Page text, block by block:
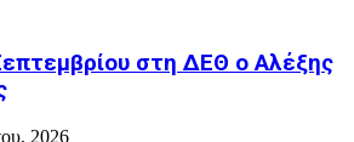
στη ΔΕΘ ο Αλέξης
2026